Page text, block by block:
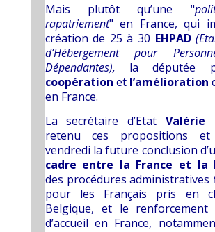
Mais plutôt qu’une "
rapatriement" en France, qui
création de 25 à 30 EHPAD
d’Hébergement pour
Dépendantes), la députée
coopération et l’amélioration
en France.
La secrétaire d’Etat Valérie
retenu ces propositions et
vendredi la future conclusion
cadre entre la France et la
des procédures administratives
pour les Français pris en
Belgique, et le renforcement
d’accueil en France,